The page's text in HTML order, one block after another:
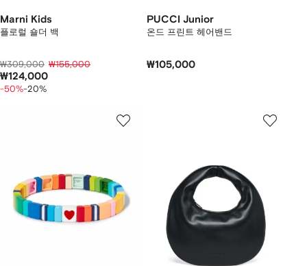
Marni Kids
플로럴 숄더 백
₩309,000 ₩155,000
₩124,000
-50%-20%
PUCCI Junior
온드 프린트 헤어밴드
₩105,000